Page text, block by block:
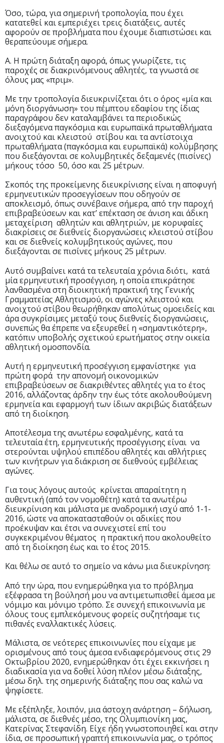
Όσο, τώρα, για σημερινή τροπολογία, που έχει
κατατεθεί και εμπεριέχει τρεις διατάξεις, αυτές
αφορούν σε προβλήματα που έχουμε διαπιστώσει και
θεραπεύουμε σήμερα.
Α. Η πρώτη διάταξη αφορά, όπως γνωρίζετε, τις
παροχές σε διακρινόμενους αθλητές, τα γνωστά σε
όλους μας «πριμ».
Με την τροπολογία διευκρινίζεται ότι ο όρος «μία και
μόνη διοργάνωση» του πέμπτου εδαφίου της ίδιας
παραγράφου δεν καταλαμβάνει τα περιοδικώς
διεξαγόμενα παγκόσμια και ευρωπαϊκά πρωταθλήματα
ανοιχτού και κλειστού στίβου και τα αντίστοιχα
πρωταθλήματα (παγκόσμια και ευρωπαϊκά) κολύμβησης
που διεξάγονται σε κολυμβητικές δεξαμενές (πισίνες)
μήκους τόσο 50, όσο και 25 μέτρων.
Σκοπός της προκείμενης διευκρίνισης είναι η αποφυγή
ερμηνευτικών προσεγγίσεων που οδηγούν σε
αποκλεισμό, όπως συνέβαινε σήμερα, από την παροχή
επιβραβεύσεων και κατ’ επέκταση σε άνιση και άδικη
μεταχείριση αθλητών και αθλητριών, με κορυφαίες
διακρίσεις σε διεθνείς διοργανώσεις κλειστού στίβου
και σε διεθνείς κολυμβητικούς αγώνες, που
διεξάγονται σε πισίνες μήκους 25 μέτρων.
Αυτό συμβαίνει κατά τα τελευταία χρόνια διότι, κατά
μία ερμηνευτική προσέγγιση, η οποία επικράτησε
λανθασμένα στη διοικητική πρακτική της Γενικής
Γραμματείας Αθλητισμού, οι αγώνες κλειστού και
ανοιχτού στίβου θεωρήθηκαν απολύτως ομοειδείς και
άρα συγκρίσιμες μεταξύ τους διεθνείς διοργανώσεις,
συνεπώς θα έπρεπε να εξευρεθεί η «σημαντικότερη»,
κατόπιν υποβολής σχετικού ερωτήματος στην οικεία
αθλητική ομοσπονδία.
Αυτή η ερμηνευτική προσέγγιση εμφανίστηκε για
πρώτη φορά την απονομή οικονομικών
επιβραβεύσεων σε διακριθέντες αθλητές για το έτος
2016, αλλάζοντας άρδην την έως τότε ακολουθούμενη
ερμηνεία και εφαρμογή των ίδιων ακριβώς διατάξεων
από τη διοίκηση.
Αποτέλεσμα της ανωτέρω εσφαλμένης, κατά τα
τελευταία έτη, ερμηνευτικής προσέγγισης είναι να
στερούνται υψηλού επιπέδου αθλητές και αθλήτριες
των κινήτρων για διάκριση σε διεθνούς εμβέλειας
αγώνες.
Για τους λόγους αυτούς κρίνεται απαραίτητη η
αυθεντική (από τον νομοθέτη) κατά τα ανωτέρω
διευκρίνιση και μάλιστα με αναδρομική ισχύ από 1-1-
2016, ώστε να αποκατασταθούν οι αδικίες που
προέκυψαν και έτσι να συνεχιστεί επί του
συγκεκριμένου θέματος η πρακτική που ακολουθείτο
από τη διοίκηση έως και το έτος 2015.
Και θέλω σε αυτό το σημείο να κάνω μια διευκρίνηση:
Από την ώρα, που ενημερώθηκα για το πρόβλημα
εξέφρασα τη βούλησή μου να αντιμετωπισθεί άμεσα με
νόμιμο και μόνιμο τρόπο. Σε συνεχή επικοινωνία με
όλους τους εμπλεκόμενους φορείς συζητήσαμε τις
πιθανές εναλλακτικές λύσεις.
Μάλιστα, σε νεότερες επικοινωνίες που είχαμε με
ορισμένους από τους άμεσα ενδιαφερόμενους στις 29
Οκτωβρίου 2020, ενημερώθηκαν ότι έχει εκκινήσει η
διαδικασία για να δοθεί λύση πλέον μέσω διάταξης,
μέσω δηλ. της σημερινής διάταξης που σας καλώ να
ψηφίσετε.
Με εξέπληξε, λοιπόν, μια άστοχη ανάρτηση – δήλωση,
μάλιστα, σε διεθνές μέσο, της Ολυμπιονίκη μας,
Κατερίνας Στεφανίδη. Είχε ήδη γνωστοποιηθεί και στην
ίδια, σε προσωπική γραπτή επικοινωνία μας, ο τρόπος